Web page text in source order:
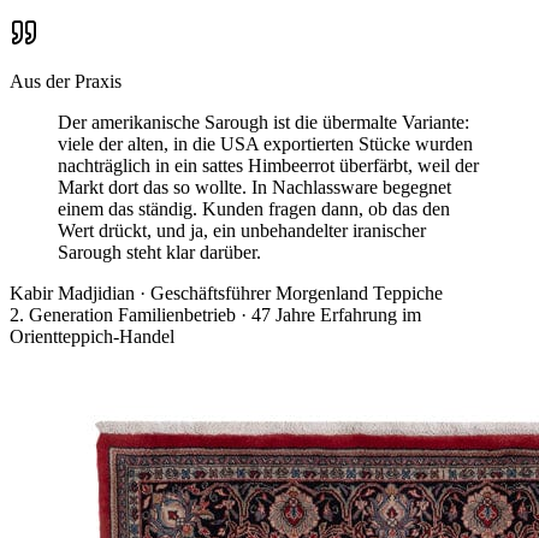
Aus der Praxis
Der amerikanische Sarough ist die übermalte Variante:
viele der alten, in die USA exportierten Stücke wurden
nachträglich in ein sattes Himbeerrot überfärbt, weil der
Markt dort das so wollte. In Nachlassware begegnet
einem das ständig. Kunden fragen dann, ob das den
Wert drückt, und ja, ein unbehandelter iranischer
Sarough steht klar darüber.
Kabir Madjidian · Geschäftsführer Morgenland Teppiche
2. Generation Familienbetrieb · 47 Jahre Erfahrung im
Orientteppich-Handel